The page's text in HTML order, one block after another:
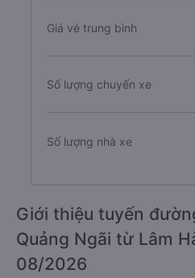
Giá vé trung bình
Số lượng chuyến xe
Số lượng nhà xe
Giới thiệu tuyến
Quảng Ngãi từ Lâm
08/2026